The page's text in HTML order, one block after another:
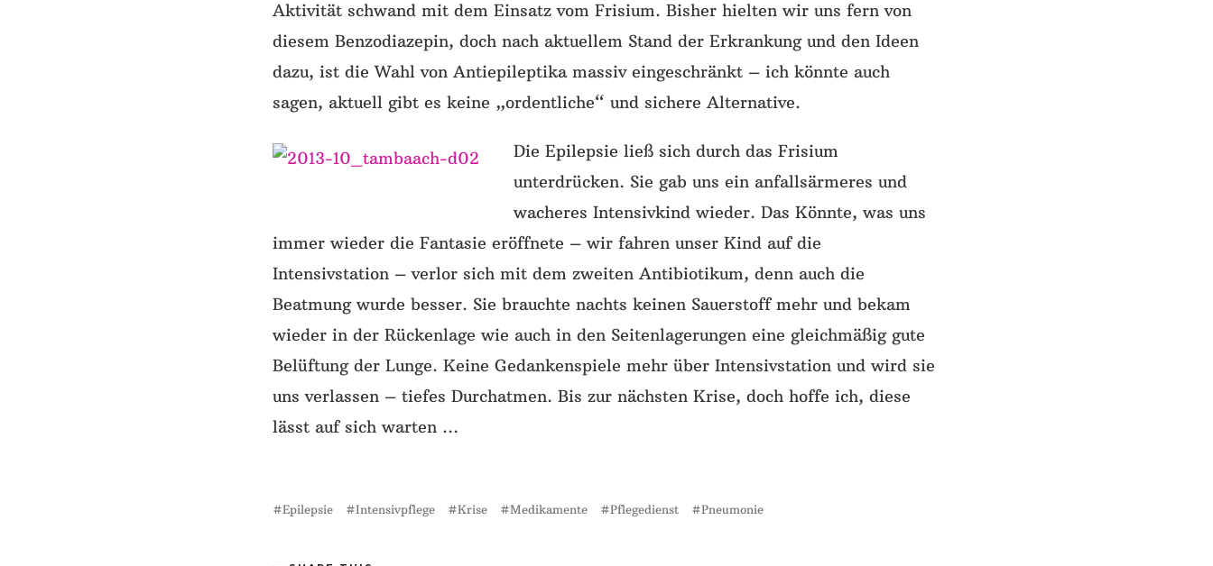
Aktivität schwand mit dem Einsatz vom Frisium. Bisher hielten wir uns fern von
diesem Benzodiazepin, doch nach aktuellem Stand der Erkrankung und den Ideen
dazu, ist die Wahl von Antiepileptika massiv eingeschränkt – ich könnte auch
sagen, aktuell gibt es keine „ordentliche“ und sichere Alternative.
Die Epilepsie ließ sich durch das Frisium
unterdrücken. Sie gab uns ein anfallsärmeres und
wacheres Intensivkind wieder. Das Könnte, was uns
immer wieder die Fantasie eröffnete – wir fahren unser Kind auf die
Intensivstation – verlor sich mit dem zweiten Antibiotikum, denn auch die
Beatmung wurde besser. Sie brauchte nachts keinen Sauerstoff mehr und bekam
wieder in der Rückenlage wie auch in den Seitenlagerungen eine gleichmäßig gute
Belüftung der Lunge. Keine Gedankenspiele mehr über Intensivstation und wird sie
uns verlassen – tiefes Durchatmen. Bis zur nächsten Krise, doch hoffe ich, diese
lässt auf sich warten …
Epilepsie Intensivpflege Krise Medikamente Pflegedienst Pneumonie